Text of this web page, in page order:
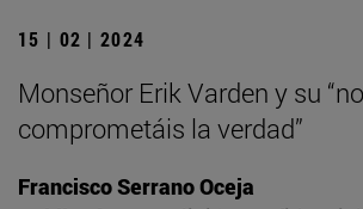
15 | 02 | 2024
Monseñor Erik Varden y su “no
comprometáis la verdad”
Francisco Serrano Oceja